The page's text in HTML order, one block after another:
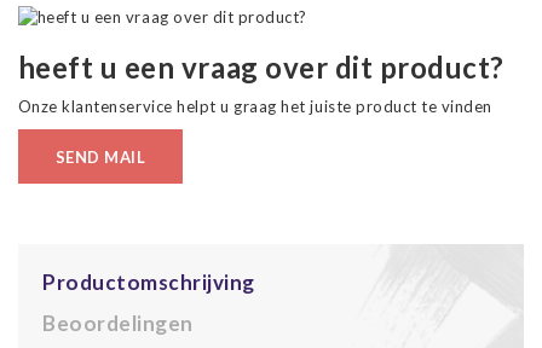
heeft u een vraag over dit product?
Onze klantenservice helpt u graag het juiste product te vinden
SEND MAIL
Productomschrijving
Beoordelingen